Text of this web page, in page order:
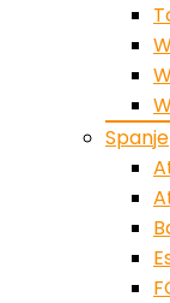
Spanje